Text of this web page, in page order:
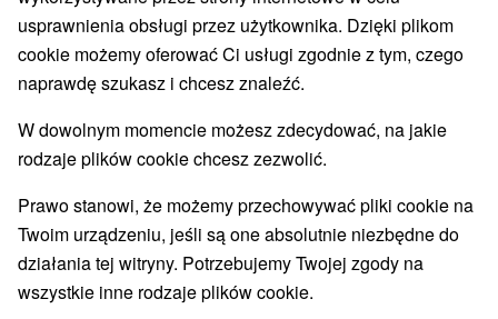
Skontaktuj się bezpośrednio z właścicielem.
Przejdź do lokalizacji
O URZĄDZENIA SPRZĘT
usprawnienia obsługi przez użytkownika. Dzięki plikom
cookie możemy oferować Ci usługi zgodnie z tym, czego
naprawdę szukasz i chcesz znaleźć.
W dowolnym momencie możesz zdecydować, na jakie
rodzaje plików cookie chcesz zezwolić.
Prawo stanowi, że możemy przechowywać pliki cookie na
Twoim urządzeniu, jeśli są one absolutnie niezbędne do
działania tej witryny. Potrzebujemy Twojej zgody na
wszystkie inne rodzaje plików cookie.